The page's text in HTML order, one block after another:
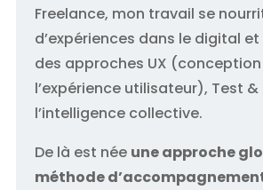
Freelance, mon travail se
d’expériences dans le digital
des approches UX
l’expérience utilisateur), Test &
l’intelligence collective.
De là est née une approche
méthode